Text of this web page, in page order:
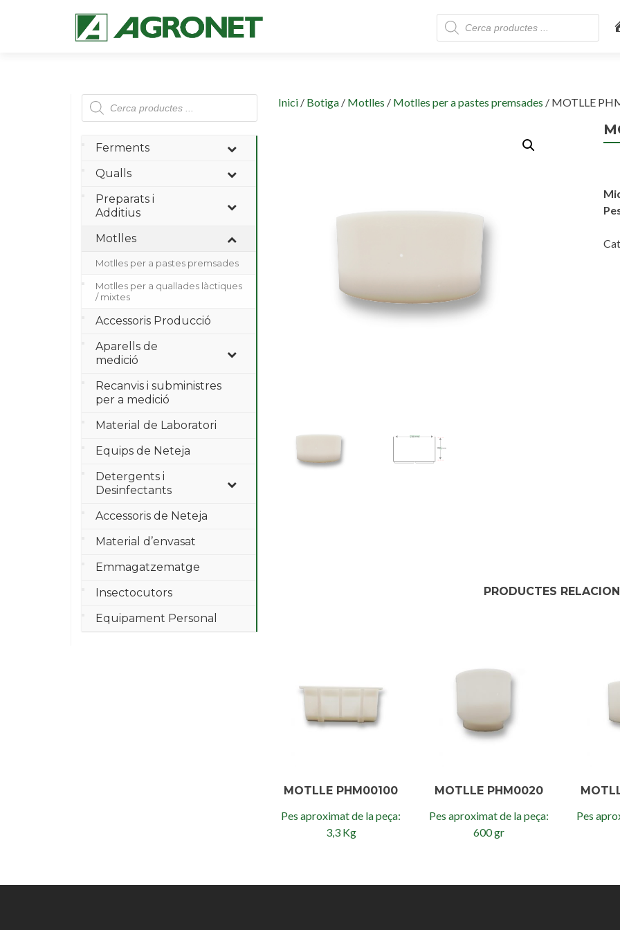
to
content
Products
search
Inici / Botiga / Motlles / Motlles per a pastes premsades / MOTLLE
PRODUCTES
MOTLLE PHM00100
Pes aproximat de la peça:
3,3 Kg
MOTLLE PHM0020
Pes aproximat de la peça:
600 gr
Pes
Products
search
Ferments
Qualls
Preparats i
Additius
Motlles
Motlles per a pastes premsades
Motlles per a quallades làctiques
/ mixtes
Accessoris Producció
Aparells de
medició
Recanvis i subministres
per a medició
Material de Laboratori
Equips de Neteja
Detergents i
Desinfectants
Accessoris de Neteja
Material d’envasat
Emmagatzematge
Insectocutors
Equipament Personal